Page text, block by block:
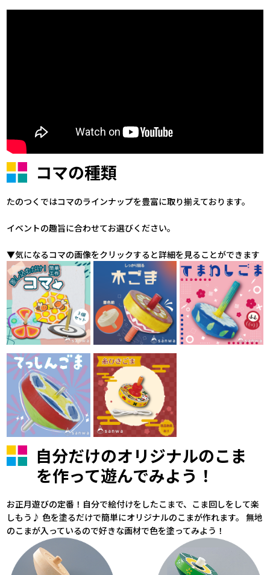
コマの種類
たのつくではコマのラインナップを豊富に取り揃えております。
イベントの趣旨に合わせてお選びください。
▼気になるコマの画像をクリックすると詳細を見ることができます
自分だけのオリジナルのこま
を作って遊んでみよう！
お正月遊びの定番！自分で絵付けをしたこまで、こま回しをして楽
しもう♪ 色を塗るだけで簡単にオリジナルのこまが作れます。 無地
のこまが入っているので好きな画材で色を塗ってみよう！